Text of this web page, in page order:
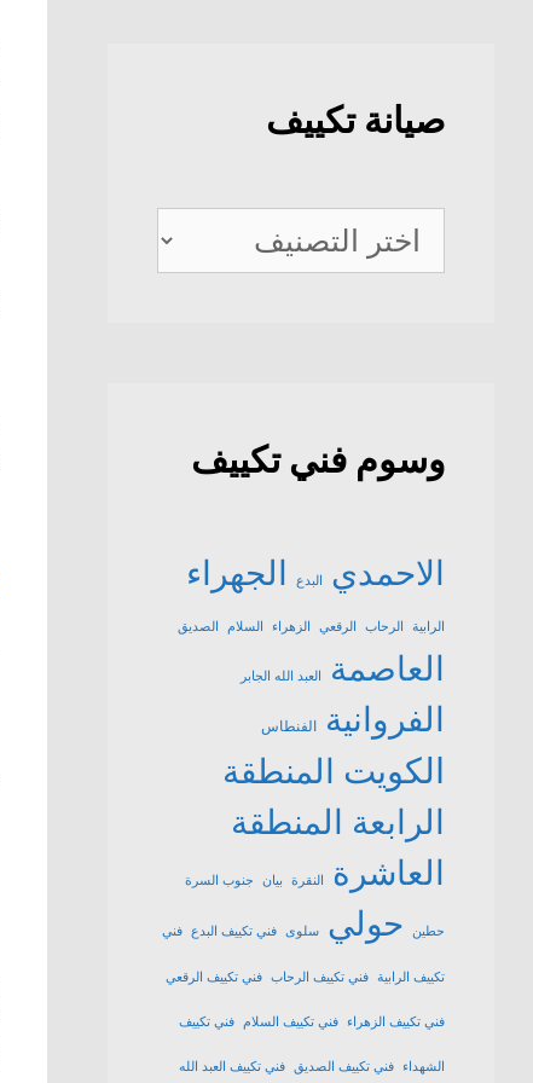
صيانة تكييف
صيانة
تكييف
وسوم فني تكييف
الاحمدي البدع الجهراء
الرابية الرحاب الرقعي الزهراء السلام الصديق
العاصمة العبد الله الجابر
الفروانية الفنطاس
الكويت المنطقة
الرابعة المنطقة
العاشرة
النقرة بيان جنوب السرة
حطين حولي سلوى فني تكييف البدع فني
تكييف الرابية فني تكييف الرحاب فني تكييف الرقعي
فني تكييف الزهراء فني تكييف السلام فني تكييف
الشهداء فني تكييف الصديق فني تكييف العبد الله